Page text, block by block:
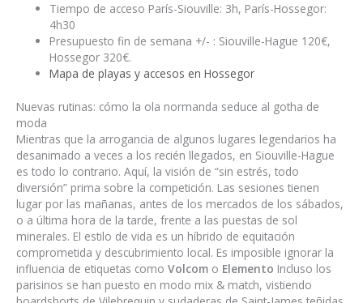
Tiempo de acceso París-Siouville: 3h, París-Hossegor:
4h30
Presupuesto fin de semana +/- : Siouville-Hague 120€,
Hossegor 320€.
Mapa de playas y accesos en Hossegor
Nuevas rutinas: cómo la ola normanda seduce al gotha de
moda
Mientras que la arrogancia de algunos lugares legendarios ha
desanimado a veces a los recién llegados, en Siouville-Hague
es todo lo contrario. Aquí, la visión de “sin estrés, todo
diversión” prima sobre la competición. Las sesiones tienen
lugar por las mañanas, antes de los mercados de los sábados,
o a última hora de la tarde, frente a las puestas de sol
minerales. El estilo de vida es un híbrido de equitación
comprometida y descubrimiento local. Es imposible ignorar la
influencia de etiquetas como Volcom o Elemento Incluso los
parisinos se han puesto en modo mix & match, vistiendo